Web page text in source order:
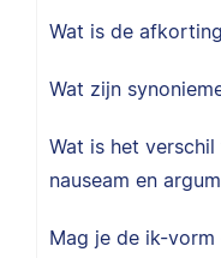
Wat is de
Wat zijn
Wat is het
nauseam en
Mag je de ik-